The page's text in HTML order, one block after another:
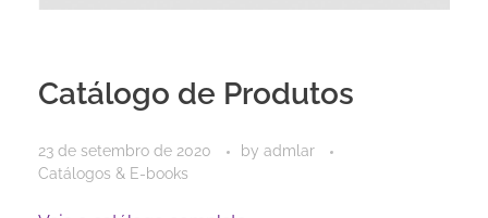
Catálogo de Produtos
23 de setembro de 2020 by admlar
Catálogos & E-books